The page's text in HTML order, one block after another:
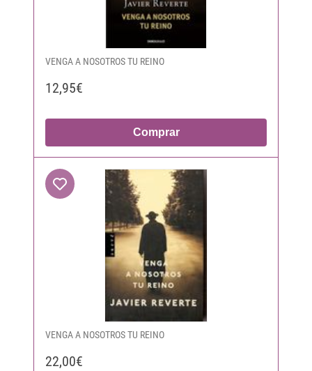
VENGA A NOSOTROS TU REINO
12,95€
Comprar
VENGA A NOSOTROS TU REINO
22,00€